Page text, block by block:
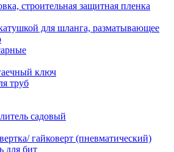
строительная защитная пленка
для шланга, разматывающее
ключ
труб
садовый
гайковерт (пневматический)
для бит